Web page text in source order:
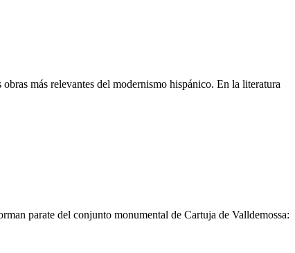
más relevantes del modernismo hispánico. En la literatura
parate del conjunto monumental de Cartuja de Valldemossa: